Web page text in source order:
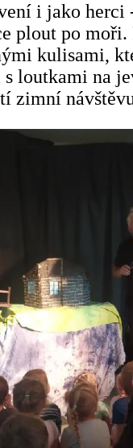
i jako
plout po
kulisami,
loutkami na
zimní